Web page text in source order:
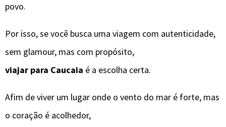
povo.
Por isso, se você busca uma viagem com autenticidade,
sem glamour, mas com propósito,
viajar para Caucaia é a escolha certa.
Afim de viver um lugar onde o vento do mar é forte, mas
o coração é acolhedor,